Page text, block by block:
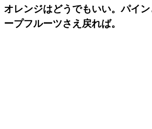
オレンジはどうでもいい。パイ
ープフルーツさえ戻れば。